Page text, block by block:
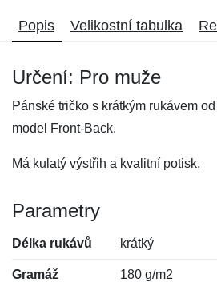
Popis Velikostní tabulka
Určení: Pro muže
Pánské tričko s krátkým rukávem
model Front-Back.
Má kulatý výstřih a kvalitní potisk.
Parametry
Délka rukávů krátký
Gramáž 180 g/m2